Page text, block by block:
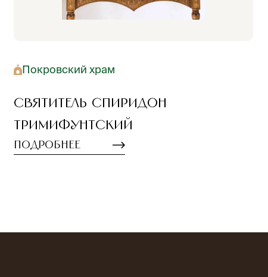
Покровский храм
Святитель Спиридон
Тримифунтский
Подробнее